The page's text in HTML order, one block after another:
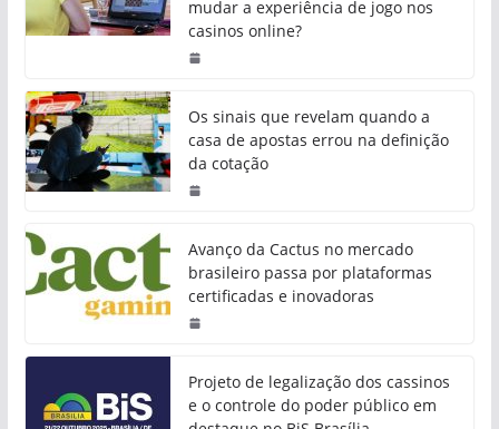
mudar a experiência de jogo nos
casinos online?
Os sinais que revelam quando a
casa de apostas errou na definição
da cotação
Avanço da Cactus no mercado
brasileiro passa por plataformas
certificadas e inovadoras
Projeto de legalização dos cassinos
e o controle do poder público em